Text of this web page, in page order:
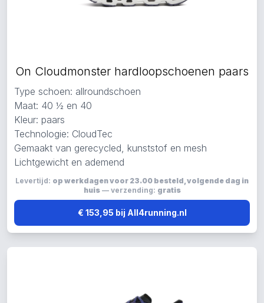
On Cloudmonster hardloopschoenen paars
Type schoen: allroundschoen
Maat: 40 ½ en 40
Kleur: paars
Technologie: CloudTec
Gemaakt van gerecycled, kunststof en mesh
Lichtgewicht en ademend
Levertijd: op werkdagen voor 23.00 besteld, volgende dag in
huis— verzending: gratis
€ 153,95 bij All4running.nl